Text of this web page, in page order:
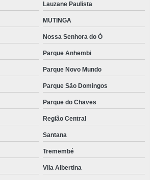
Lauzane Paulista
MUTINGA
Nossa Senhora do Ó
Parque Anhembi
Parque Novo Mundo
Parque São Domingos
Parque do Chaves
Região Central
Santana
Tremembé
Vila Albertina